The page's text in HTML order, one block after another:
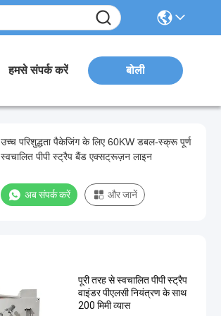
हमसे संपर्क करें बोली
उच्च परिशुद्धता पैकेजिंग के लिए 60KW डबल-स्क्रू पूर्ण
स्वचालित पीपी स्ट्रैप बैंड एक्सट्रूज़न लाइन
अब संपर्क करें और जानें
पूरी तरह से स्वचालित पीपी स्ट्रैप
वाइंडर पीएलसी नियंत्रण के साथ
200 मिमी व्यास